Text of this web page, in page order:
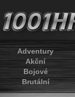
Adventury
Akční
Bojové
Brutální